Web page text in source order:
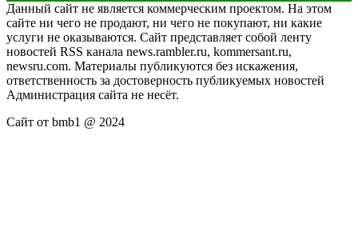
Данный сайт не является коммерческим проектом. На этом
сайте ни чего не продают, ни чего не покупают, ни какие
услуги не оказываются. Сайт представляет собой ленту
новостей RSS канала news.rambler.ru, kommersant.ru,
newsru.com. Материалы публикуются без искажения,
ответственность за достоверность публикуемых новостей
Администрация сайта не несёт.
Сайт от bmb1 @ 2024